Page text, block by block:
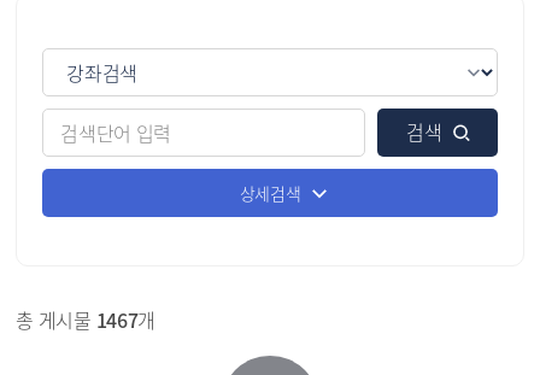
검색
상세검색
총 게시물 1467개